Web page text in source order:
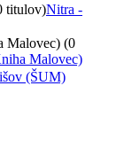
titulov)Nitra -
Malovec) (0
Malovec)
(ŠUM)